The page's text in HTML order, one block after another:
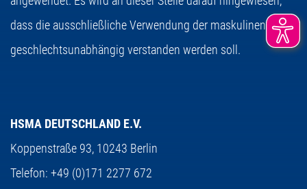
dass die ausschließliche Verwendung der maskulinen Form
geschlechtsunabhängig verstanden werden soll.
HSMA DEUTSCHLAND E.V.
Koppenstraße 93, 10243 Berlin
Telefon: +49 (0)171 2277 672